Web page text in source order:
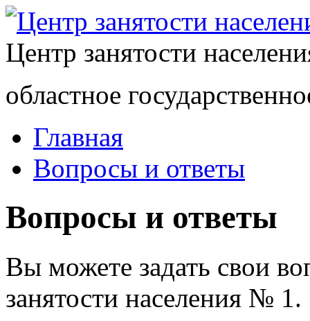
Центр занятости
областное
Главная
Вопросы и ответы
Вопросы и ответы
Вы можете задать свои
занятости населения № 1.